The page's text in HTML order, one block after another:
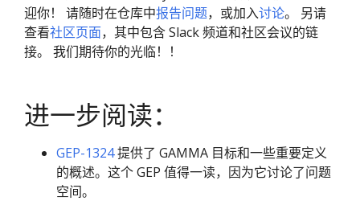
迎你！ 请随时在仓库中报告问题，或加入讨论。 另请
查看社区页面，其中包含 Slack 频道和社区会议的链
接。 我们期待你的光临！！
进一步阅读：
GEP-1324提供了 GAMMA 目标和一些重要定义
的概述。这个 GEP 值得一读，因为它讨论了问题
空间。